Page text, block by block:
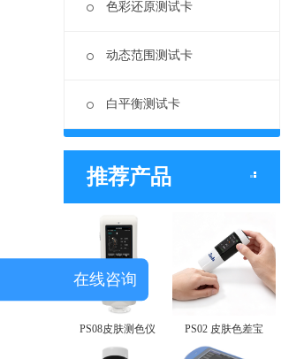
色彩还原测试卡
动态范围测试卡
白平衡测试卡
推荐产品
PS08皮肤测色仪 PS02 皮肤色差宝
在线咨询